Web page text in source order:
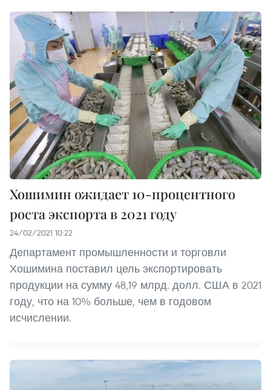
Хошимин ожидает 10-процентного
роста экспорта в 2021 году
24/02/2021 10:22
Департамент промышленности и торговли
Хошимина поставил цель экспортировать
продукции на сумму 48,19 млрд. долл. США в 2021
году, что на 10% больше, чем в годовом
исчислении.